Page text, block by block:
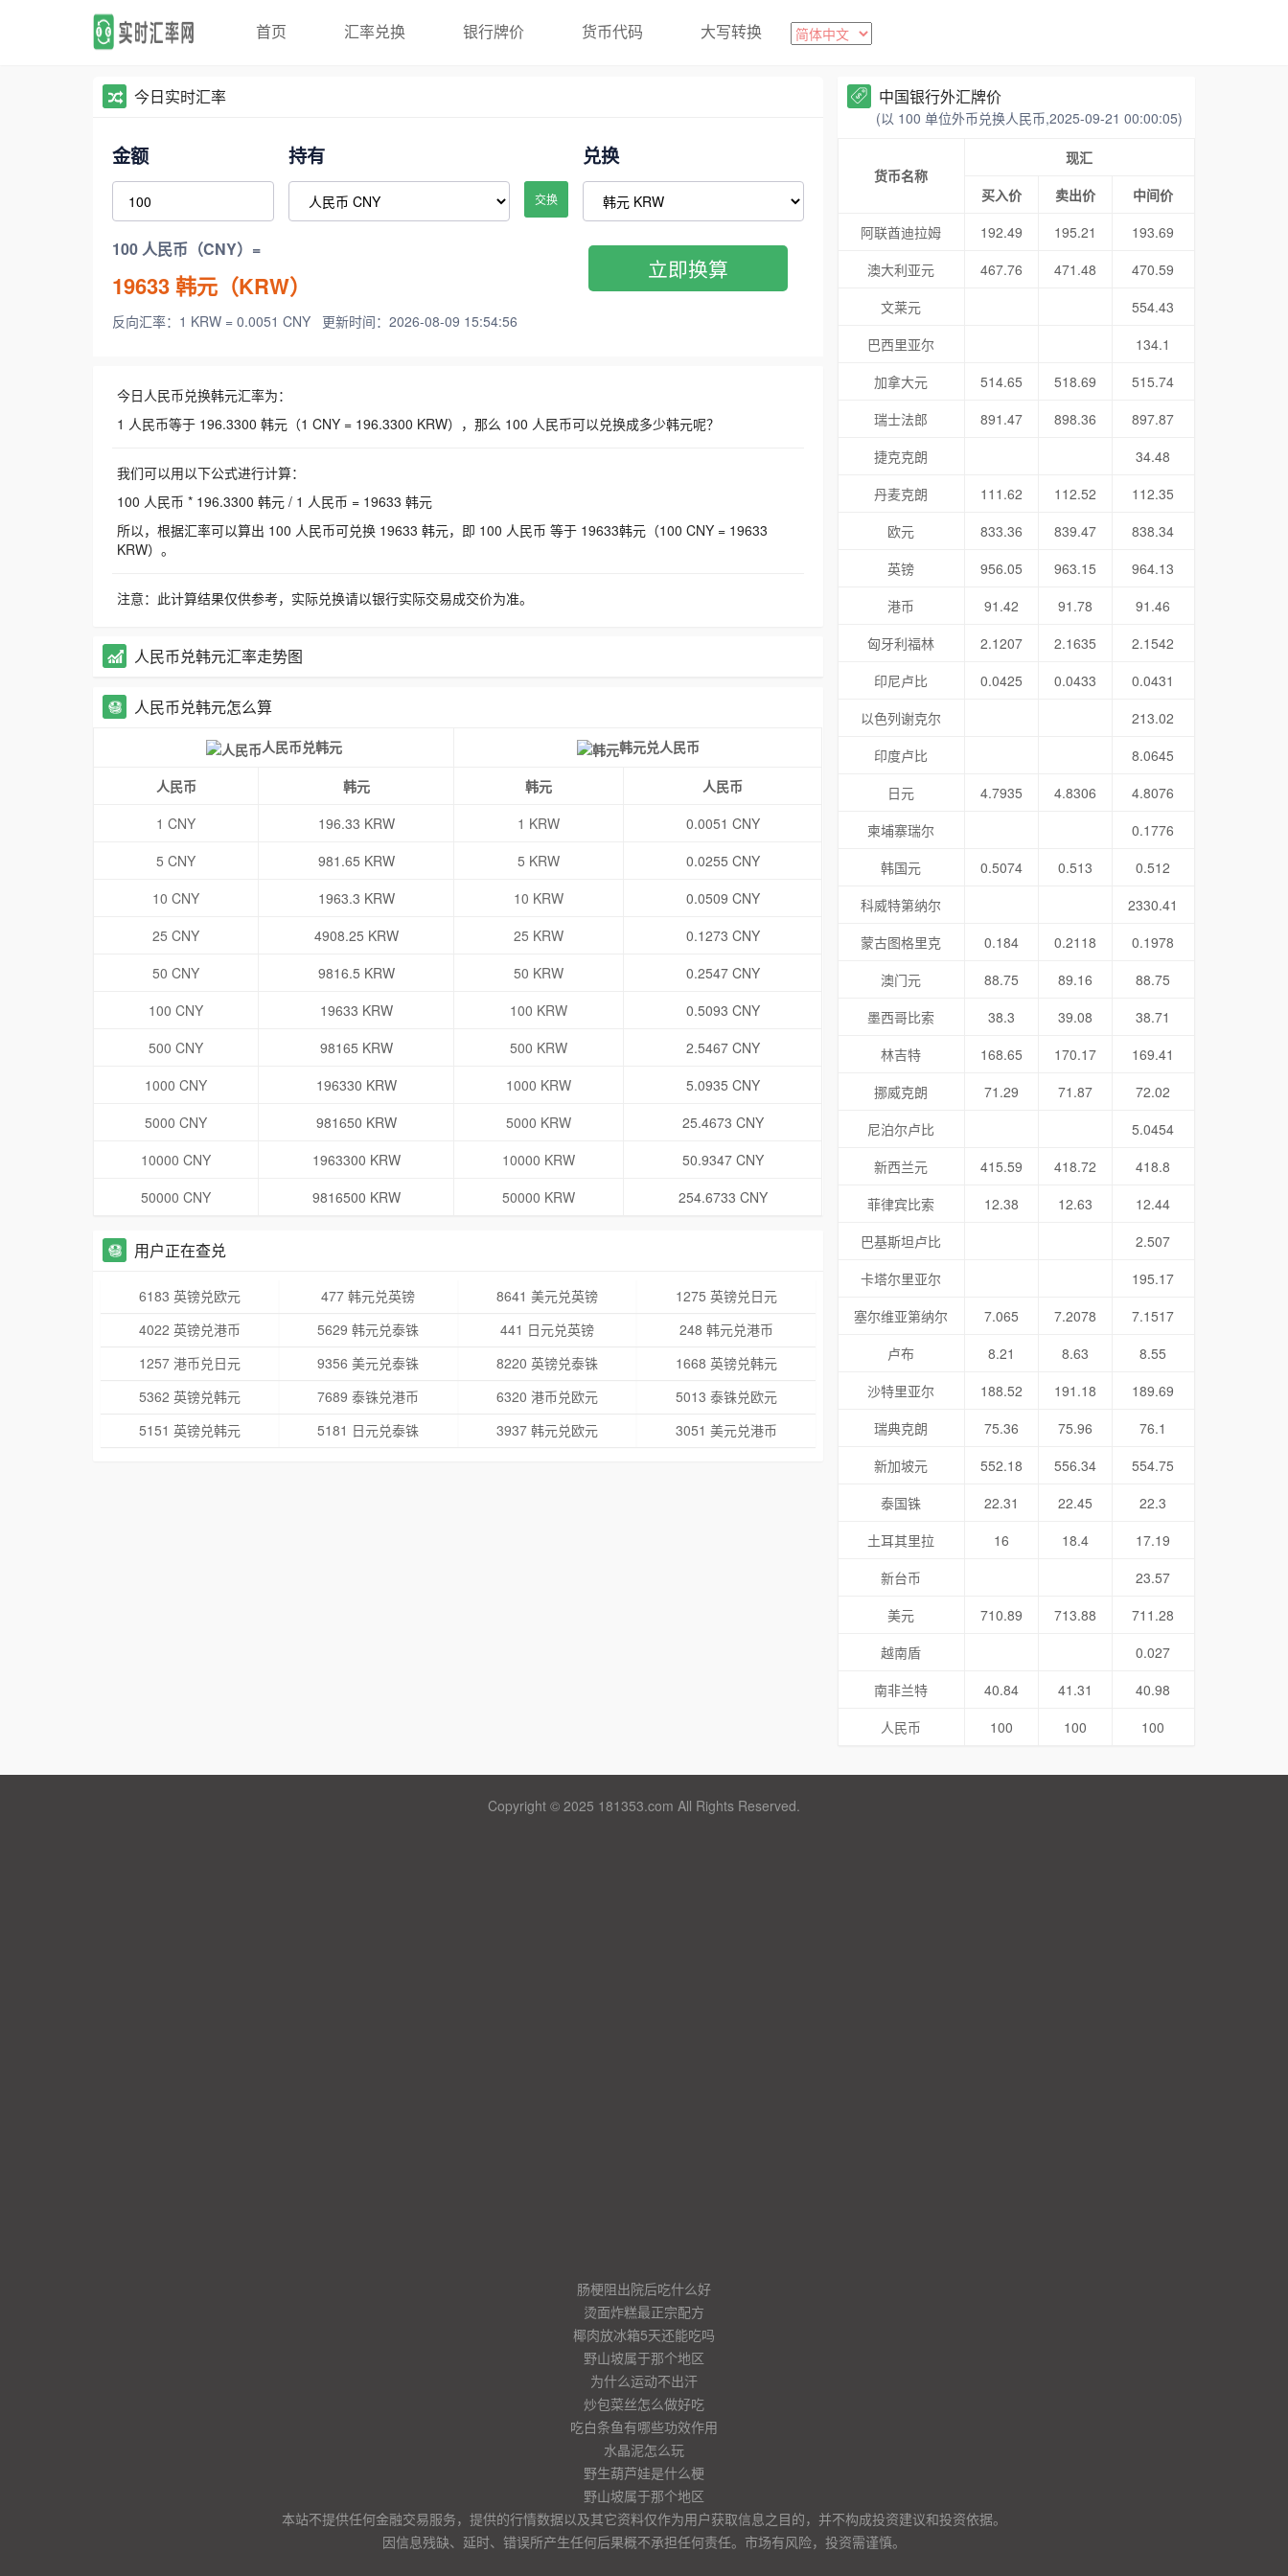
首页 汇率兑换 银行牌价 货币代码 大写转换
今日实时汇率
金额 持有
交换
兑换
100 人民币（CNY）=
19633韩元（KRW）
反向汇率：1 KRW = 0.0051 CNY 更新时间：2026-08-09 15:54:56
立即换算
今日人民币兑换韩元汇率为：
1 人民币等于 196.3300 韩元（1 CNY = 196.3300 KRW），那么 100 人民币可以兑换成多少韩元呢？
我们可以用以下公式进行计算：
100 人民币 * 196.3300 韩元 / 1 人民币 = 19633 韩元
所以，根据汇率可以算出 100 人民币可兑换 19633 韩元，即 100 人民币 等于 19633韩元（100 CNY = 19633
KRW）。
注意：此计算结果仅供参考，实际兑换请以银行实际交易成交价为准。
人民币兑韩元汇率走势图
人民币兑韩元怎么算
人民币兑韩元 韩元兑人民币
人民币 韩元 韩元
人民币
1 CNY
196.33 KRW 1 KRW
0.0051 CNY
5 CNY
981.65 KRW 5 KRW
0.0255 CNY
10 CNY
1963.3 KRW 10 KRW
0.0509 CNY
25 CNY
4908.25 KRW 25 KRW
0.1273 CNY
50 CNY
9816.5 KRW 50 KRW
0.2547 CNY
100 CNY
19633 KRW 100 KRW
0.5093 CNY
500 CNY
98165 KRW 500 KRW
2.5467 CNY
1000 CNY
196330 KRW 1000 KRW
5.0935 CNY
5000 CNY
981650 KRW 5000 KRW
25.4673 CNY
10000 CNY
1963300 KRW 10000 KRW
50.9347 CNY
50000 CNY
9816500 KRW 50000 KRW 254.6733 CNY
用户正在查兑
6183 英镑兑欧元 477 韩元兑英镑 8641 美元兑英镑
1275 英镑兑日元
4022 英镑兑港币
5629 韩元兑泰铢 441 日元兑英镑
248 韩元兑港币
1257 港币兑日元
9356 美元兑泰铢 8220 英镑兑泰铢
1668 英镑兑韩元
5362 英镑兑韩元
7689 泰铢兑港币 6320 港币兑欧元
5013 泰铢兑欧元
5151 英镑兑韩元
5181 日元兑泰铢 3937 韩元兑欧元 3051 美元兑港币
中国银行外汇牌价
(以 100 单位外币兑换人民币,2025-09-21 00:00:05)
货币名称
现汇
买入价
卖出价
中间价
阿联酋迪拉姆
192.49 195.21
193.69
澳大利亚元
467.76 471.48
470.59
文莱元
554.43
巴西里亚尔
134.1
加拿大元
514.65 518.69
515.74
瑞士法郎
891.47 898.36
897.87
捷克克朗
34.48
丹麦克朗
111.62 112.52
112.35
欧元
833.36 839.47
838.34
英镑
956.05 963.15
964.13
港币
91.42 91.78
91.46
匈牙利福林
2.1207 2.1635
2.1542
印尼卢比
0.0425 0.0433
0.0431
以色列谢克尔
213.02
印度卢比
8.0645
日元
4.7935 4.8306
4.8076
柬埔寨瑞尔
0.1776
韩国元
0.5074 0.513
0.512
科威特第纳尔
2330.41
蒙古图格里克
0.184 0.2118
0.1978
澳门元
88.75 89.16
88.75
墨西哥比索
38.3 39.08
38.71
林吉特
168.65 170.17
169.41
挪威克朗
71.29 71.87
72.02
尼泊尔卢比
5.0454
新西兰元
415.59 418.72
418.8
菲律宾比索
12.38 12.63
12.44
巴基斯坦卢比
2.507
卡塔尔里亚尔
195.17
塞尔维亚第纳尔
7.065 7.2078
7.1517
卢布
8.21 8.63
8.55
沙特里亚尔
188.52 191.18
189.69
瑞典克朗
75.36 75.96
76.1
新加坡元
552.18 556.34
554.75
泰国铢
22.31 22.45
22.3
土耳其里拉
16 18.4
17.19
新台币
23.57
美元
710.89 713.88
711.28
越南盾
0.027
南非兰特
40.84 41.31
40.98
人民币
100 100 100
Copyright © 2025 181353.com All Rights Reserved.
肠梗阻出院后吃什么好
烫面炸糕最正宗配方
椰肉放冰箱5天还能吃吗
野山坡属于那个地区
为什么运动不出汗
炒包菜丝怎么做好吃
吃白条鱼有哪些功效作用
水晶泥怎么玩
野生葫芦娃是什么梗
野山坡属于那个地区
本站不提供任何金融交易服务，提供的行情数据以及其它资料仅作为用户获取信息之目的，并不构成投资建议和投资依据。
因信息残缺、延时、错误所产生任何后果概不承担任何责任。市场有风险，投资需谨慎。